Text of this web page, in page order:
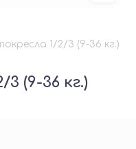
1/2/3 (9-36 кг.)
(9-36 кг.)